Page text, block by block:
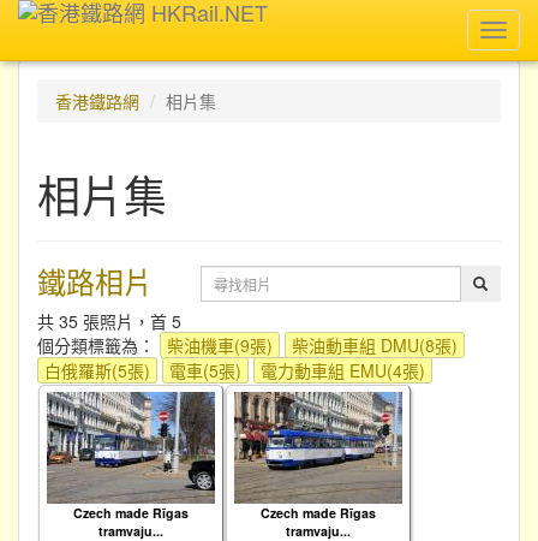
香港鐵路網
相片集
相片集
鐵路相片
共 35 張照片，首 5
個分類標籤為：
柴油機車(9張)
柴油動車組 DMU(8張)
白俄羅斯(5張)
電車(5張) 電力動車組 EMU(4張)
Czech made Rīgas
tramvaju...
Czech made Rīgas
tramvaju...